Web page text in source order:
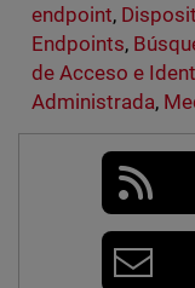
endpoint,
Endpoints,
de Acceso e
Administrada,